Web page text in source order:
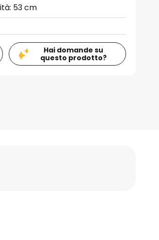
53 cm
Hai domande su
questo prodotto?